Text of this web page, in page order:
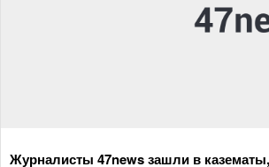
Журналисты 47news зашли в